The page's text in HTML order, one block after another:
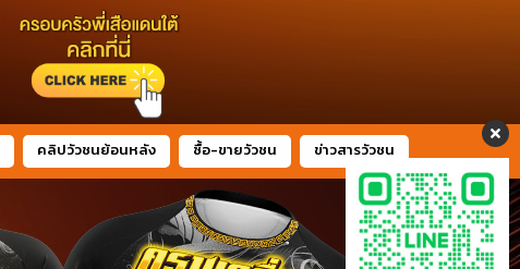
คลิปวัวชนย้อนหลัง ซื้อ-ขายวัวชน ข่าวสารวัวชน